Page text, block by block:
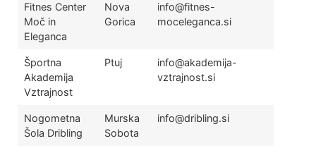
Fitnes Center
Moč in
Eleganca
Nova
Gorica
info@fitnes-
moceleganca.si
Športna
Akademija
Vztrajnost
Ptuj
info@akademija-
vztrajnost.si
Nogometna
Šola Dribling
Murska
Sobota
info@dribling.si